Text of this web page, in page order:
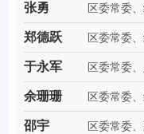
张勇 区委常委
郑德跃 区委常委
于永军 区委常委
余珊珊 区委常委
邵宇 区委常委